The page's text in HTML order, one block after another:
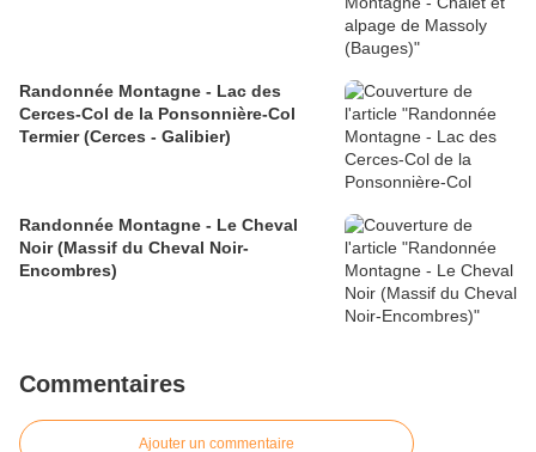
Randonnée Montagne - Lac des
Cerces-Col de la Ponsonnière-Col
Termier (Cerces - Galibier)
Randonnée Montagne - Le Cheval
Noir (Massif du Cheval Noir-
Encombres)
Commentaires
Ajouter un commentaire